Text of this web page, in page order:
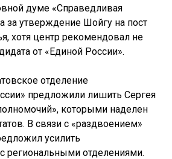
думе «Справедливая
за утверждение Шойгу на пост
хотя центр рекомендовал не
от «Единой России».
отделение
предложили лишить Сергея
которыми наделен
В связи с «раздвоением»
усилить
региональными отделениями.